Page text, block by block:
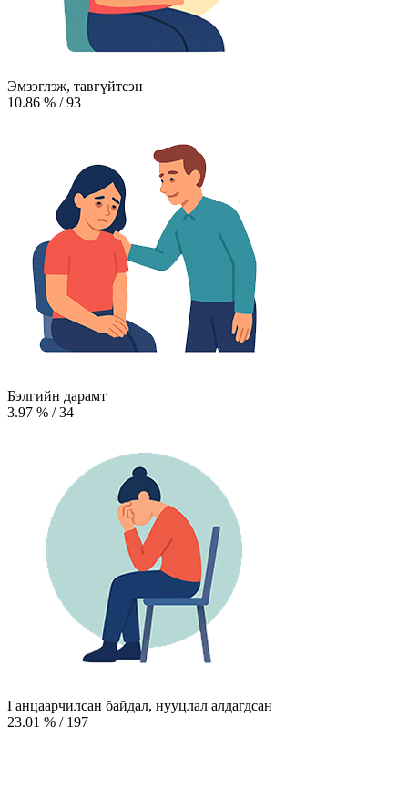
Эмзэглэж, тавгүйтсэн
10.86 % /93
Бэлгийн дарамт
3.97 % /34
Ганцаарчилсан байдал, нууцлал алдагдсан
23.01 % / 197